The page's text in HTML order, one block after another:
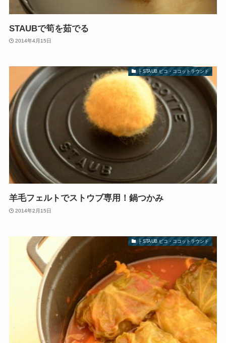
STAUBで筍を茹でる
2014年4月15日
├ STAUB ピコ・ココットラウンド
羊毛フェルトでストウブ専用！鍋つかみ
2014年2月15日
├ STAUB ピコ・ココットラウンド